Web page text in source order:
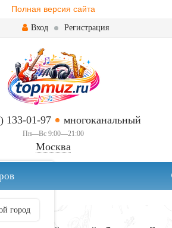
Полная версия сайта
Вход Регистрация
133-01-97 многоканальный
Пн—Вс 9:00—21:00
Москва
город